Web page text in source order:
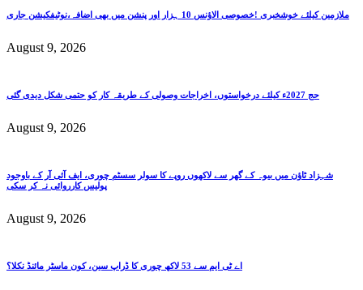
ملازمین کیلئے خوشخبری !خصوصی الاؤنس 10 ہزار اور پنشن میں بھی اضافہ،نوٹیفکیشن جاری
August 9, 2026
حج 2027ء کیلئے درخواستوں، اخراجات وصولی کے طریقہ کار کو حتمی شکل دیدی گئی
August 9, 2026
شہزاد ٹاؤن میں بیوہ کے گھر سے لاکھوں روپے کا سولر سسٹم چوری، ایف آئی آر کے باوجود
پولیس کارروائی نہ کر سکی
August 9, 2026
اے ٹی ایم سے 53 لاکھ چوری کا ڈراپ سین، کون ماسٹر مائنڈ نکلا؟